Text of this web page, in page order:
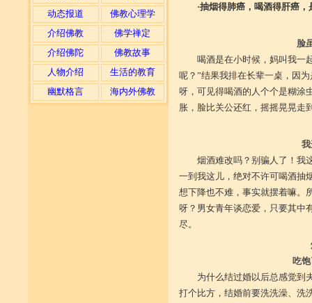
动态报道
佛教心理学
介绍佛教
佛学禅定
介绍佛陀
佛教故事
人物介绍
生活的教育
幽默格言
海内外佛教
·抽烟得肺癌，喝酒得肝癌，
脸
喝酒是在小时候，妈叫我一
呢？”结果我排在长辈一桌，因
呀，可见得喝酒的人个个是糊涂
胀，脸比关公还红，摇摇晃晃走
烟酒难改吗？别骗人了！我
一到我这儿，绝对不许可喝酒抽
想下降也不难，事实就摆着嘛。
呀？男女青年谈恋爱，只要其中
尽。
吃
为什么结过婚以后总感觉到
打个比方，结婚前要洗洗澡、洗